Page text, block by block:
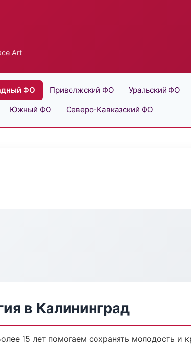
Art
ФО Приволжский ФО Уральский ФО
Южный ФО Северо-Кавказский ФО
в Калининград
15 лет помогаем сохранять молодость и